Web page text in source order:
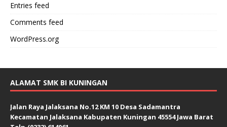
Entries feed
Comments feed
WordPress.org
ALAMAT SMK BI KUNINGAN
Jalan Raya Jalaksana No.12 KM 10 Desa Sadamantra
Kecamatan Jalaksana Kabupaten Kuningan 45554 Jawa Barat